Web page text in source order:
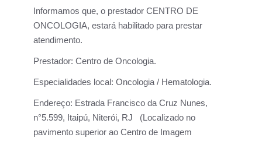
Informamos que, o prestador CENTRO DE
ONCOLOGIA, estará habilitado para prestar
atendimento.
Prestador: Centro de Oncologia.
Especialidades local: Oncologia / Hematologia.
Endereço: Estrada Francisco da Cruz Nunes,
n°5.599, Itaipú, Niterói, RJ (Localizado no
pavimento superior ao Centro de Imagem